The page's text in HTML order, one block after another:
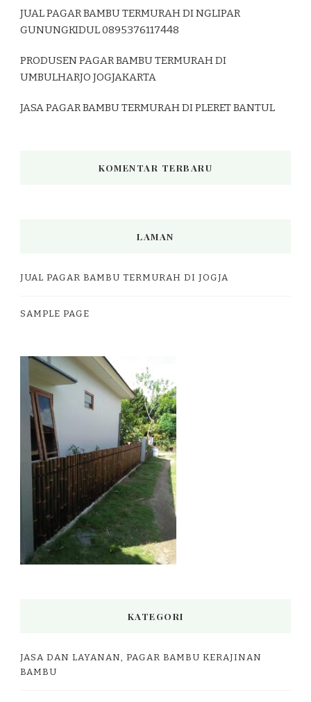
JUAL PAGAR BAMBU TERMURAH DI NGLIPAR
GUNUNGKIDUL 0895376117448
PRODUSEN PAGAR BAMBU TERMURAH DI
UMBULHARJO JOGJAKARTA
JASA PAGAR BAMBU TERMURAH DI PLERET BANTUL
KOMENTAR TERBARU
LAMAN
JUAL PAGAR BAMBU TERMURAH DI JOGJA
SAMPLE PAGE
KATEGORI
JASA DAN LAYANAN, PAGAR BAMBU KERAJINAN
BAMBU